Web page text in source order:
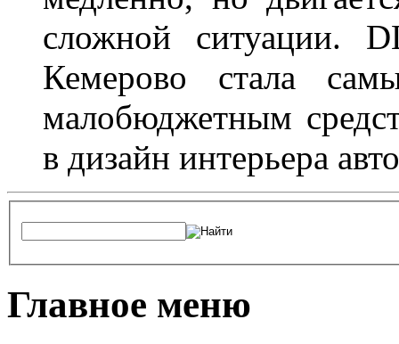
сложной ситуации.
Кемерово стала
малобюджетным
в дизайн интерьера
Главное меню